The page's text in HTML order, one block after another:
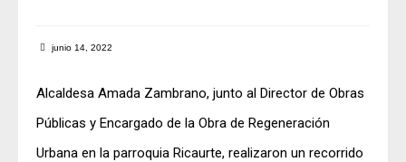
junio 14, 2022
Alcaldesa Amada Zambrano, junto al Director de Obras
Públicas y Encargado de la Obra de Regeneración
Urbana en la parroquia Ricaurte, realizaron un recorrido